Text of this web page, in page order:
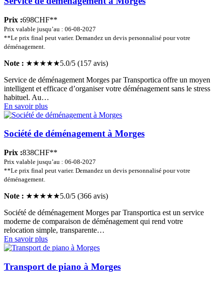
Prix :698CHF**
Prix valable jusqu’au : 06-08-2027
**Le prix final peut varier. Demandez un devis personnalisé pour votre
déménagement.
Note : ★★★★★5.0/5 (157 avis)
Service de déménagement Morges par Transportica offre un moyen
intelligent et efficace d’organiser votre déménagement sans le stress
habituel. Au…
En savoir plus
Société de déménagement à Morges
Prix :838CHF**
Prix valable jusqu’au : 06-08-2027
**Le prix final peut varier. Demandez un devis personnalisé pour votre
déménagement.
Note : ★★★★★5.0/5 (366 avis)
Société de déménagement Morges par Transportica est un service
moderne de comparaison de déménagement qui rend votre
relocation simple, transparente…
En savoir plus
Transport de piano à Morges